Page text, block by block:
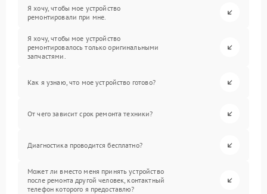
Я хочу, чтобы мое устройство
ремонтировали при мне.
Я хочу, чтобы мое устройство
ремонтировалось только оригинальными
запчастями.
Как я узнаю, что мое устройство готово?
От чего зависит срок ремонта техники?
Диагностика проводится бесплатно?
Может ли вместо меня принять устройство
после ремонта другой человек, контактный
телефон которого я предоставлю?